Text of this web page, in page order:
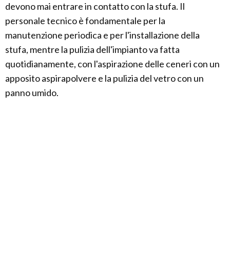
devono mai entrare in contatto con la stufa. Il
personale tecnico è fondamentale per la
manutenzione periodica e per l'installazione della
stufa, mentre la pulizia dell'impianto va fatta
quotidianamente, con l'aspirazione delle ceneri con un
apposito aspirapolvere e la pulizia del vetro con un
panno umido.